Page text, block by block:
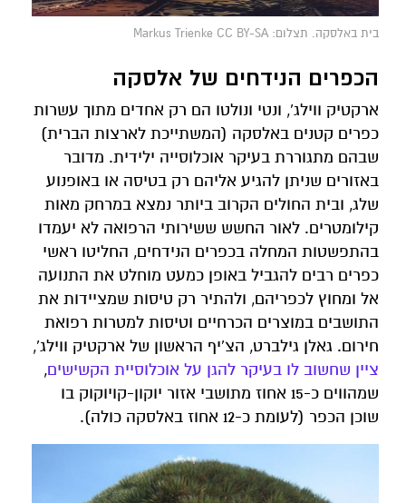
בית באלסקה. תצלום: Markus Trienke CC BY-SA
הכפרים הנידחים של אלסקה
ארקטיק ווילג', ונטי ונולטו הם רק אחדים מתוך עשרות
כפרים קטנים באלסקה (המשתייכת לארצות הברית)
שבהם מתגוררת בעיקר אוכלוסייה ילידית. מדובר
באזורים שניתן להגיע אליהם רק בטיסה או באופנוע
שלג, ובית החולים הקרוב ביותר נמצא במרחק מאות
קילומטרים. לאור החשש ששירותי הרפואה לא יעמדו
בהתפשטות המחלה בכפרים הנידחים, החליטו ראשי
כפרים רבים להגביל באופן כמעט מוחלט את התנועה
אל ומחוץ לכפריהם, ולהתיר רק טיסות שמציידות את
התושבים במוצרים הכרחיים וטיסות למטרות רפואת
חירום. גאלן גילברט, הצ'יף הראשון של ארקטיק ווילג',
ציין שחשוב לו בעיקר להגן על אוכלוסיית הקשישים,
שמהווים כ-15 אחוז מתושבי אזור יוקון-קויוקוק בו
שוכן הכפר (לעומת כ-12 אחוז באלסקה כולה).